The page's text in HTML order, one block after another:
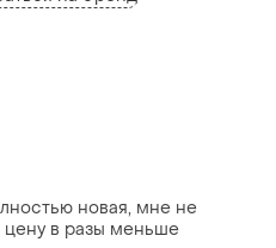
новая, мне не
в разы меньше